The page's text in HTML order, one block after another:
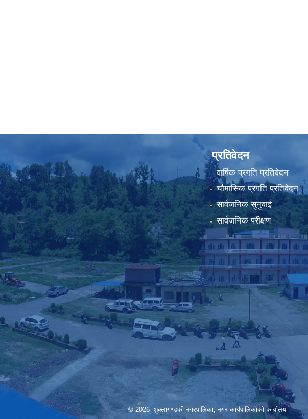
प्रतिवेदन
वार्षिक प्रगति प्रतिवेदन
चौमासिक प्रगति प्रतिवेदन
सार्वजनिक सुनुवाई
सार्वजनिक परीक्षण
© 2026 शुक्लागण्डकी नगरपालिका, नगर कार्यपालिकाको कार्यालय